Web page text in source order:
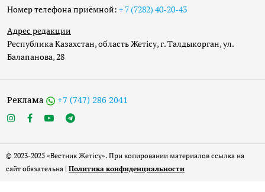
Номер телефона приёмной: + 7 (7282) 40-20-43
Адрес редакции
Республика Казахстан, область Жетісу, г. Талдыкорган, ул.
Балапанова, 28
Реклама +7 (747) 286 2041
© 2023-2025 «Вестник Жетісу». При копировании материалов ссылка на
сайт обязательна | Политика конфиденциальности